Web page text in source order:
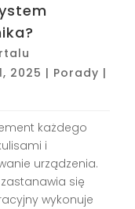
2025 | Porady |
każdego
i
urządzenia.
się
wykonuje